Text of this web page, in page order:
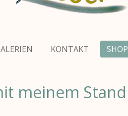
KONTAKT SHOP
meinem Stand